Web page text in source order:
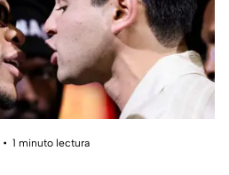
1 minuto lectura